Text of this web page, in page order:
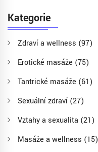
Kategorie
Zdraví a wellness (97)
Erotické masáže (75)
Tantrické masáže (61)
Sexuální zdraví (27)
Vztahy a sexualita (21)
Masáže a wellness (15)